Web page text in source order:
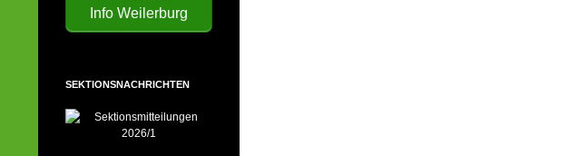
Info Weilerburg
SEKTIONSNACHRICHTEN